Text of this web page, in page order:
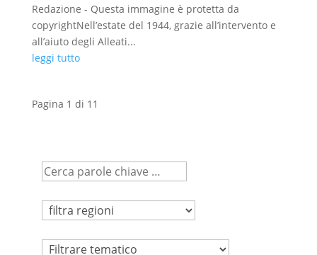
Redazione - Questa immagine è protetta da
copyrightNell’estate del 1944, grazie all’intervento e
all’aiuto degli Alleati...
leggi tutto
Pagina 1 di 1 1
Tematico